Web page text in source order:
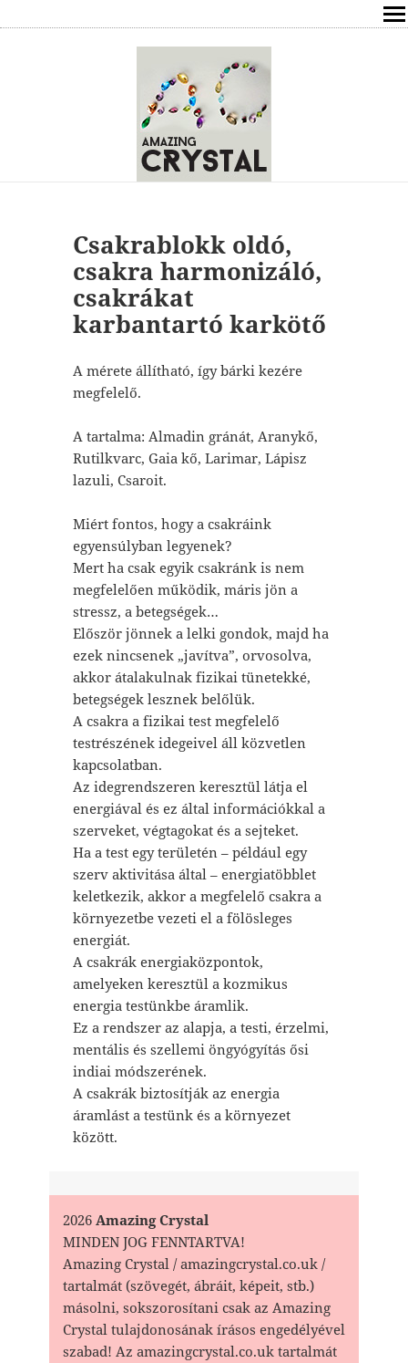
ÍRÁSOK
ÁSVÁNYOK HATÁSAI
ELÉRHETŐSÉG
ONLINE GYÓGYÍTÁS,TANÁCSADÁS
FREE
VÁSÁRLÁS / KOSÁR
Csakrablokk oldó,
csakra harmonizáló,
csakrákat
karbantartó karkötő
A mérete állítható, így bárki kezére
megfelelő.
A tartalma: Almadin gránát, Aranykő,
Rutilkvarc, Gaia kő, Larimar, Lápisz
lazuli, Csaroit.
Miért fontos, hogy a csakráink
egyensúlyban legyenek?
Mert ha csak egyik csakránk is nem
megfelelően működik, máris jön a
stressz, a betegségek…
Először jönnek a lelki gondok, majd ha
ezek nincsenek „javítva”, orvosolva,
akkor átalakulnak fizikai tünetekké,
betegségek lesznek belőlük.
A csakra a fizikai test megfelelő
testrészének idegeivel áll közvetlen
kapcsolatban.
Az idegrendszeren keresztül látja el
energiával és ez által információkkal a
szerveket, végtagokat és a sejteket.
Ha a test egy területén – például egy
szerv aktivitása által – energiatöbblet
keletkezik, akkor a megfelelő csakra a
környezetbe vezeti el a fölösleges
energiát.
A csakrák energiaközpontok,
amelyeken keresztül a kozmikus
energia testünkbe áramlik.
Ez a rendszer az alapja, a testi, érzelmi,
mentális és szellemi öngyógyítás ősi
indiai módszerének.
A csakrák biztosítják az energia
áramlást a testünk és a környezet
között.
2026Amazing Crystal
MINDEN JOG FENNTARTVA!
Amazing Crystal / amazingcrystal.co.uk /
tartalmát (szövegét, ábráit, képeit, stb.)
másolni, sokszorosítani csak az Amazing
Crystal tulajdonosának írásos engedélyével
szabad! Az amazingcrystal.co.uk tartalmát